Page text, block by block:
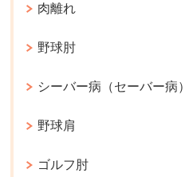
肉離れ
野球肘
シーバー病（セーバー病）
野球肩
ゴルフ肘